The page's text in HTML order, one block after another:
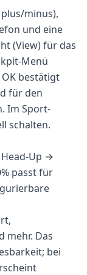
minus),
und eine
(View) für das
Menü
bestätigt
für den
Im Sport-
schalten.
Up →
passt für
mehr. Das
bei